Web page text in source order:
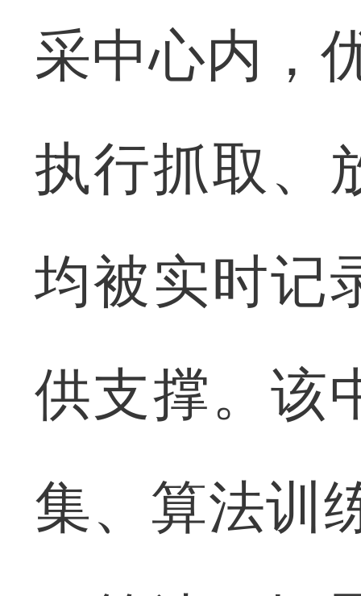
采中心内，
执行抓取、
均被实时记
供支撑。该
集、算法训